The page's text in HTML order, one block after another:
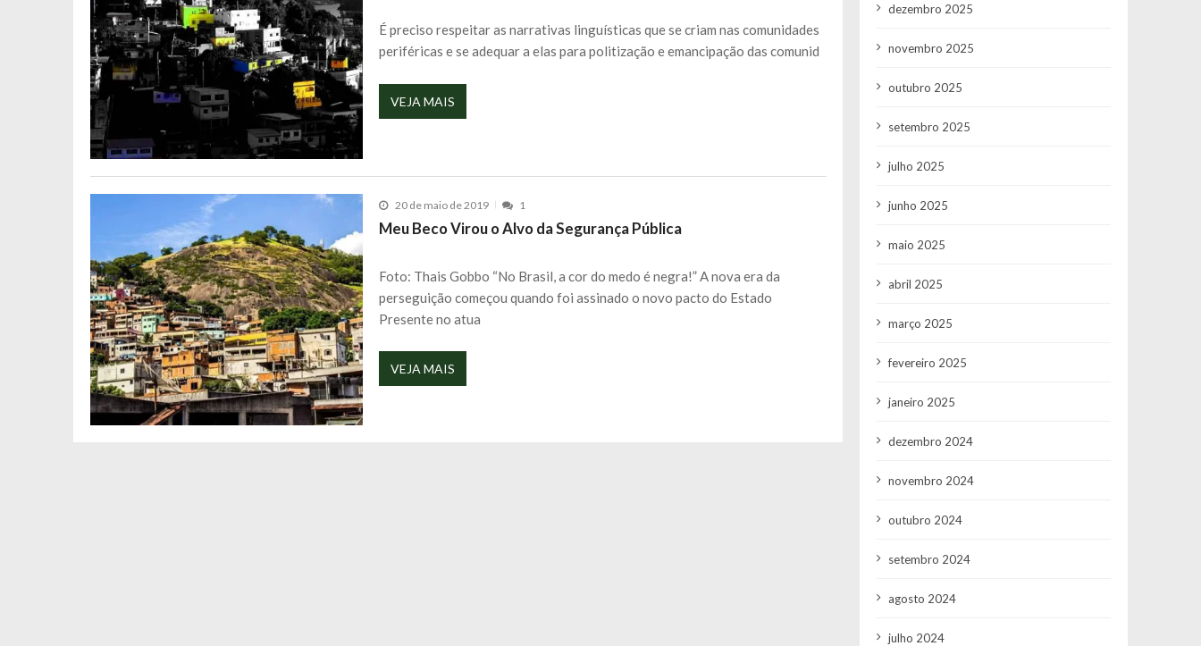
É preciso respeitar as narrativas linguísticas que se criam nas comunidades
periféricas e se adequar a elas para politização e emancipação das comunid
VEJA MAIS
20 de maio de 2019 1
Meu Beco Virou o Alvo da Segurança Pública
Foto: Thais Gobbo “No Brasil, a cor do medo é negra!” A nova era da
perseguição começou quando foi assinado o novo pacto do Estado
Presente no atua
VEJA MAIS
dezembro 2025
novembro 2025
outubro 2025
setembro 2025
julho 2025
junho 2025
maio 2025
abril 2025
março 2025
fevereiro 2025
janeiro 2025
dezembro 2024
novembro 2024
outubro 2024
setembro 2024
agosto 2024
julho 2024